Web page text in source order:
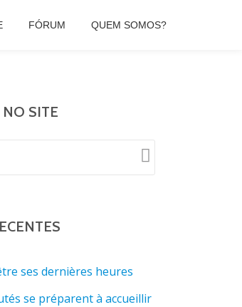
FÓRUM QUEM SOMOS?
NO SITE
ses dernières heures
se préparent à accueillir